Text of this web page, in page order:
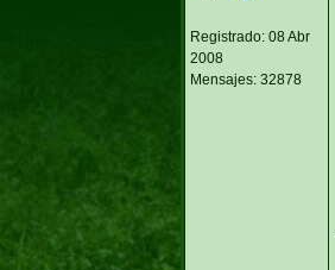
Registrado: 08 Abr
2008
Mensajes: 32878